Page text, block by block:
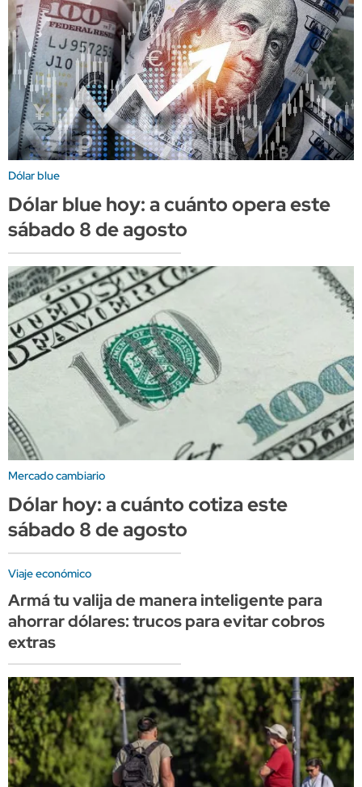
Dólar blue
Dólar blue hoy: a cuánto opera este
sábado 8 de agosto
Mercado cambiario
Dólar hoy: a cuánto cotiza este
sábado 8 de agosto
Viaje económico
Armá tu valija de manera inteligente para
ahorrar dólares: trucos para evitar cobros
extras